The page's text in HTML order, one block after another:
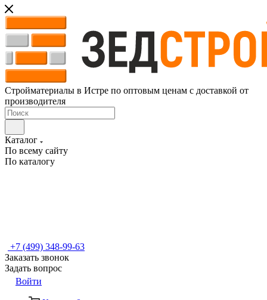
Стройматериалы в Истре по оптовым ценам с доставкой от
производителя
Каталог
По всему сайту
По каталогу
+7 (499) 348-99-63
Заказать звонок
Задать вопрос
Войти